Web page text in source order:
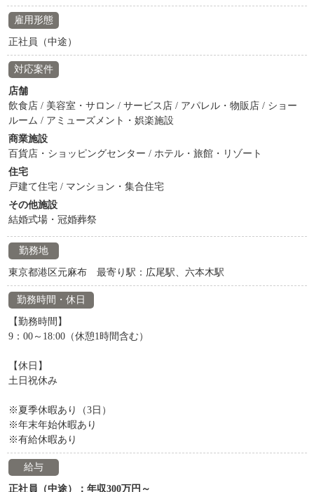
雇用形態
正社員（中途）
対応案件
店舗
飲食店 / 美容室・サロン / サービス店 / アパレル・物販店 / ショー
ルーム / アミューズメント・娯楽施設
商業施設
百貨店・ショッピングセンター / ホテル・旅館・リゾート
住宅
戸建て住宅 / マンション・集合住宅
その他施設
結婚式場・冠婚葬祭
勤務地
東京都港区元麻布 最寄り駅：広尾駅、六本木駅
勤務時間・休日
【勤務時間】
9：00～18:00（休憩1時間含む）
【休日】
土日祝休み
※夏季休暇あり（3日）
※年末年始休暇あり
※有給休暇あり
給与
正社員（中途）：年収300万円～